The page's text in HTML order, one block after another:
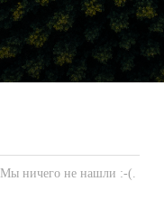
Мы ничего не нашли :-(.